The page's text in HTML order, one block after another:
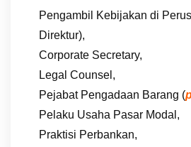
Pengambil Kebijakan di
Direktur),
Corporate Secretary,
Legal Counsel,
Pejabat Pengadaan Barang (
Pelaku Usaha Pasar Modal,
Praktisi Perbankan,